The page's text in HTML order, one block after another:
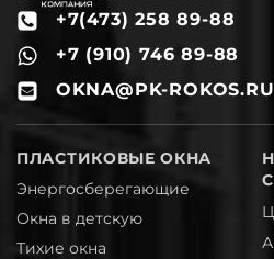
a +7(473) 258 89-88
m +7 (910) 746 89-88
b OKNA@PK-ROKOS.RU
ПЛАСТИКОВЫЕ ОКНА
Энергосберегающие
Окна в детскую
Тихие окна